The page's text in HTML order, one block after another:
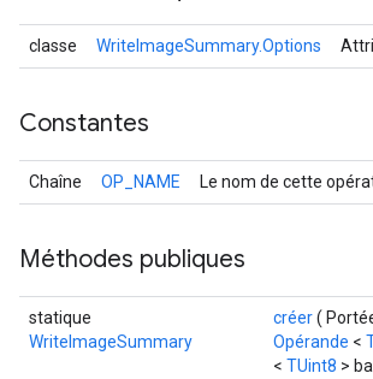
classe WriteImageSummary.Options
Constantes
Chaîne OP_NAME Le nom de cette
Méthodes publiques
statique
WriteImageSummary
créer(
Opérande <
< TUint8 >